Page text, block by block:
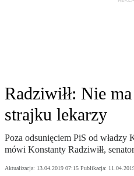
Radziwiłł: Nie
strajku lekarzy
Poza odsunięciem PiS od
mówi Konstanty Radziwiłł,
Aktualizacja: 13.04.2019 07:15 Publikacja: